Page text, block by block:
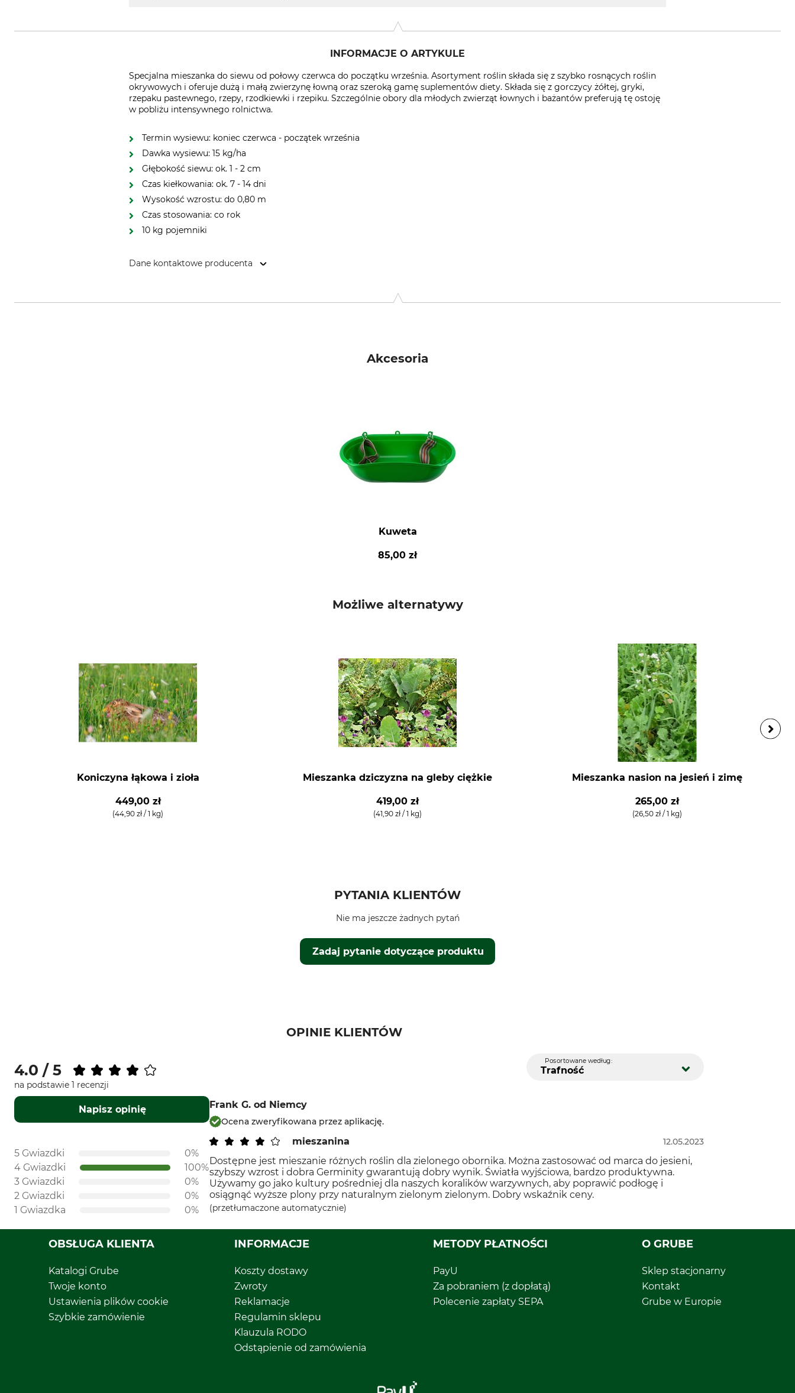
INFORMACJE O ARTYKULE
Specjalna mieszanka do siewu od połowy czerwca do początku września. Asortyment roślin składa się z szybko rosnących roślin
okrywowych i oferuje dużą i małą zwierzynę łowną oraz szeroką gamę suplementów diety. Składa się z gorczycy żółtej, gryki,
rzepaku pastewnego, rzepy, rzodkiewki i rzepiku. Szczególnie obory dla młodych zwierząt łownych i bażantów preferują tę ostoję
w pobliżu intensywnego rolnictwa.
Termin wysiewu: koniec czerwca - początek września
Dawka wysiewu: 15 kg/ha
Głębokość siewu: ok. 1 - 2 cm
Czas kiełkowania: ok. 7 - 14 dni
Wysokość wzrostu: do 0,80 m
Czas stosowania: co rok
10 kg pojemniki
Dane kontaktowe producenta
Akcesoria
Kuweta
85,00 zł
Możliwe alternatywy
Koniczyna łąkowa i zioła
449,00 zł
(44,90 zł / 1 kg)
Mieszanka dziczyzna na gleby ciężkie
419,00 zł
(41,90 zł / 1 kg)
Mieszanka nasion na jesień i zimę
265,00 zł
(26,50 zł / 1 kg)
PYTANIA KLIENTÓW
Zadaj pytanie dotyczące produktu
Nie ma jeszcze żadnych pytań
OPINIE KLIENTÓW
4.0 / 5
na podstawie 1 recenzji
Napisz opinię
5 Gwiazdki
0%
4 Gwiazdki
100%
3 Gwiazdki
0%
2 Gwiazdki
0%
1 Gwiazdka
0%
Posortowane według:
Trafność
Frank G. od Niemcy
Ocena zweryfikowana przez aplikację.
mieszanina 12.05.2023
Dostępne jest mieszanie różnych roślin dla zielonego obornika. Można zastosować od marca do jesieni,
szybszy wzrost i dobra Germinity gwarantują dobry wynik. Światła wyjściowa, bardzo produktywna.
Używamy go jako kultury pośredniej dla naszych koralików warzywnych, aby poprawić podłogę i
osiągnąć wyższe plony przy naturalnym zielonym zielonym. Dobry wskaźnik ceny.
(przetłumaczone automatycznie)
OBSŁUGA KLIENTA
Katalogi Grube
Twoje konto
Ustawienia plików cookie
Szybkie zamówienie
INFORMACJE
Koszty dostawy
Zwroty
Reklamacje
Regulamin sklepu
Klauzula RODO
Odstąpienie od zamówienia
METODY PŁATNOŚCI
PayU
Za pobraniem (z dopłatą)
Polecenie zapłaty SEPA
O GRUBE
Sklep stacjonarny
Kontakt
Grube w Europie